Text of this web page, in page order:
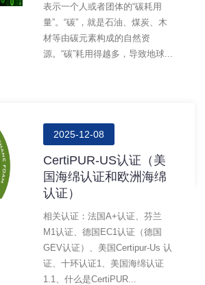
表示一个人或者团体的“碳耗用
量”。“碳”，就是石油、煤炭、木
材等由碳元素构成的自然资
源。“碳”耗用得越多，导致地球...
2025-12-08
CertiPUR-US认证（美
国海绵认证和欧洲海绵
认证）
相关认证：法国A+认证、芬兰
M1认证、德国EC1认证（德国
GEV认证）、美国certipur-Us 认
证、十环认证1、美国海绵认证
1.1、什么是CertiPUR...